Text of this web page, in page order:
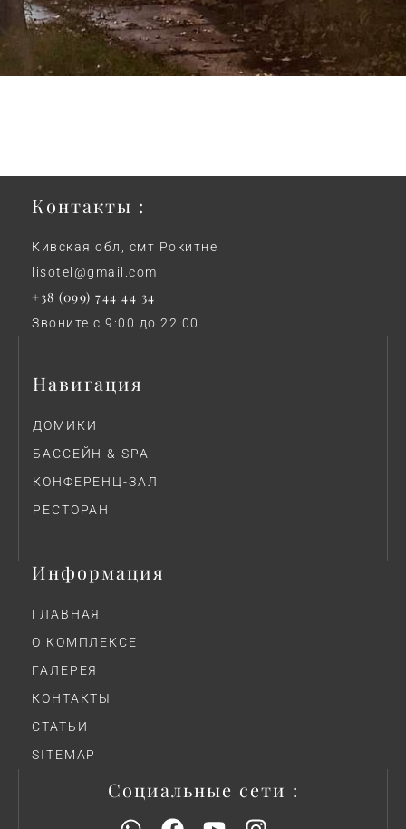
Контакты :
Кивская обл, смт Рокитне
lisotel@gmail.com
+38 (099) 744 44 34
Звоните с 9:00 до 22:00
Навигация
ДОМИКИ
БАССЕЙН & SPA
КОНФЕРЕНЦ-ЗАЛ
РЕСТОРАН
Информация
ГЛАВНАЯ
О КОМПЛЕКСЕ
ГАЛЕРЕЯ
КОНТАКТЫ
СТАТЬИ
SITEMAP
Социальные сети :